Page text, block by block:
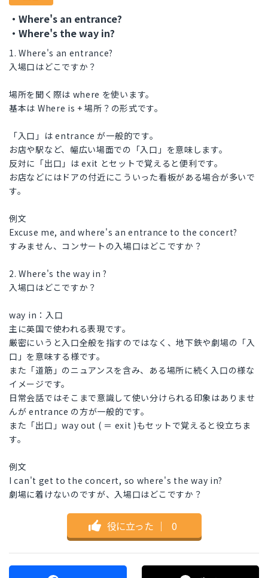
・Where's an entrance?
・Where's the way in?
1. Where's an entrance?
入場口はどこですか？
場所を聞く際は where を使います。
基本は Where is + 場所？の形式です。
「入口」は entrance が一般的です。
お店や駅など、幅広い場面での「入口」を意味します。
反対に「出口」は exit とセットで覚えると便利です。
お店などにはドアの付近にこういった看板がある場合が多いで
す。
例文
Excuse me, and where's an entrance to the concert?
すみません、コンサートの入場口はどこですか？
2. Where's the way in ?
入場口はどこですか？
way in：入口
主に英国で使われる表現です。
厳密にいうと入口全般を指すのではなく、地下鉄や劇場の「入
口」を意味する様です。
また「道筋」のニュアンスを含み、ある場所に続く入口の様な
イメージです。
日常会話ではそこまで意識して使い分けられる印象はありませ
んが entrance の方が一般的です。
また「出口」way out ( ＝ exit )もセットで覚えると役立ちま
す。
例文
I can't get to the concert, so where's the way in?
劇場に着けないのですが、入場口はどこですか？
役に立った ｜ 0